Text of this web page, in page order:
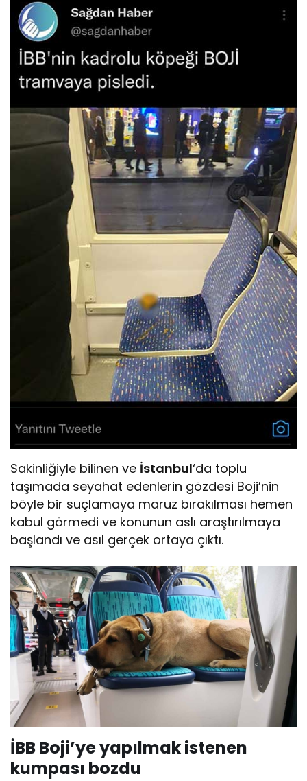
Sakinliğiyle bilinen ve İstanbul‘da toplu
taşımada seyahat edenlerin gözdesi Boji’nin
böyle bir suçlamaya maruz bırakılması hemen
kabul görmedi ve konunun aslı araştırılmaya
başlandı ve asıl gerçek ortaya çıktı.
İBB Boji’ye yapılmak istenen
kumpası bozdu